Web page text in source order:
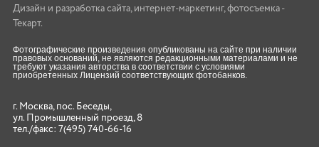
Дизайн и разработка сайта, интернет-маркетинг,фотосъемка -
Текарт.
Фотографические произведения опубликованы на сайте при наличии
правовых оснований, не являются редакционными материалами и не
требуют указания авторства в соответствии с условиями
приобретенных Лицензий соответствующих фотобанков.
г. Москва, пос. Беседы,
ул. Промышленный проезд, 8
тел./факс: 7(495) 740-66-16